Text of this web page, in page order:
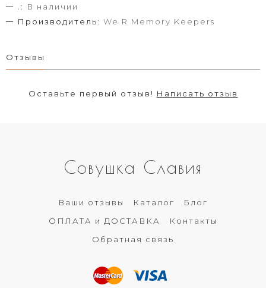
.:
В наличии
Производитель: We R Memory Keepers
Отзывы
Оставьте первый отзыв! Написать отзыв
Совушка Славия
Ваши отзывы Каталог
Блог
ОПЛАТА и ДОСТАВКА
Контакты
Обратная связь